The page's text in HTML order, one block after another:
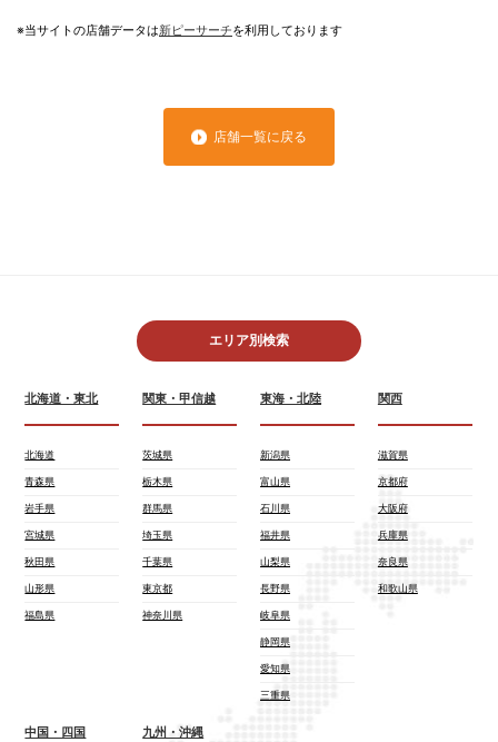
※当サイトの店舗データは新ピーサーチを利用しております
店舗一覧に戻る
エリア別検索
北海道・東北
北海道
青森県
岩手県
宮城県
秋田県
山形県
福島県
関東・甲信越
茨城県
栃木県
群馬県
埼玉県
千葉県
東京都
神奈川県
東海・北陸
新潟県
富山県
石川県
福井県
山梨県
長野県
岐阜県
静岡県
愛知県
三重県
関西
滋賀県
京都府
大阪府
兵庫県
奈良県
和歌山県
中国・四国 九州・沖縄